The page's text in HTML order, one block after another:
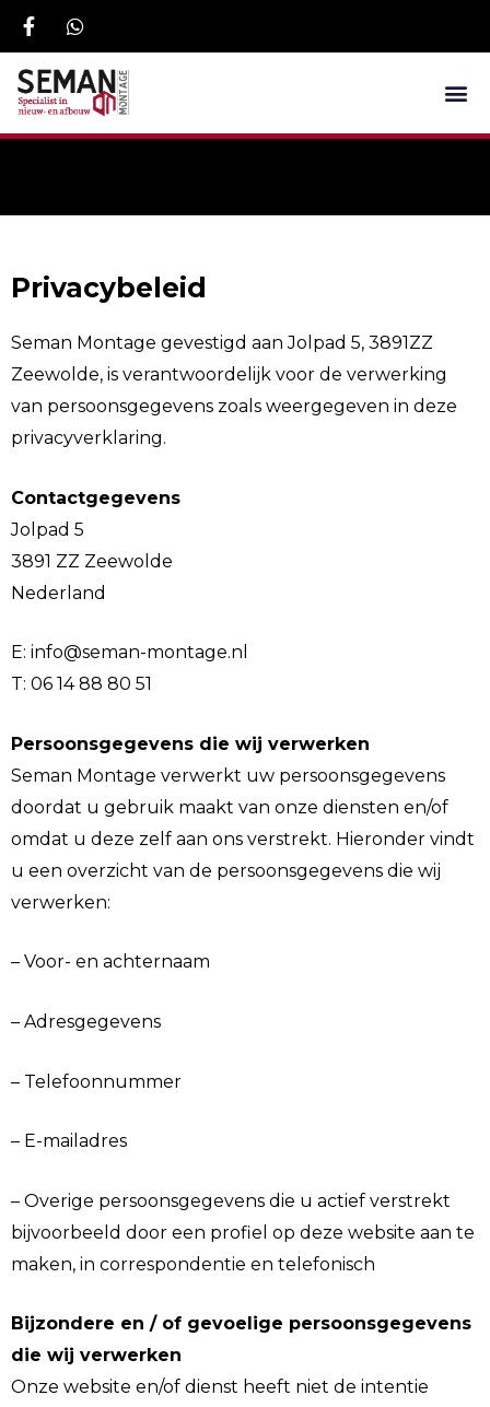
Privacybeleid
Seman Montage gevestigd aan Jolpad 5, 3891ZZ
Zeewolde, is verantwoordelijk voor de verwerking
van persoonsgegevens zoals weergegeven in deze
privacyverklaring.
Contactgegevens
Jolpad 5
3891 ZZ Zeewolde
Nederland
E: info@seman-montage.nl
T: 06 14 88 80 51
Persoonsgegevens die wij verwerken
Seman Montage verwerkt uw persoonsgegevens
doordat u gebruik maakt van onze diensten en/of
omdat u deze zelf aan ons verstrekt. Hieronder vindt
u een overzicht van de persoonsgegevens die wij
verwerken:
– Voor- en achternaam
– Adresgegevens
– Telefoonnummer
– E-mailadres
– Overige persoonsgegevens die u actief verstrekt
bijvoorbeeld door een profiel op deze website aan te
maken, in correspondentie en telefonisch
Bijzondere en / of gevoelige persoonsgegevens
die wij verwerken
Onze website en/of dienst heeft niet de intentie